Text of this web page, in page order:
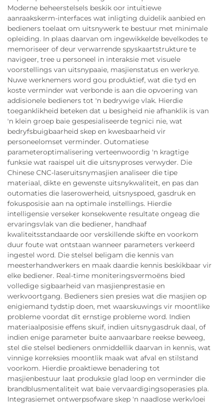
Moderne beheerstelsels beskik oor intuïtiewe
aanraakskerm-interfaces wat inligting duidelik aanbied en
bedieners toelaat om uitsnywerk te bestuur met minimale
opleiding. In plaas daarvan om ingewikkelde bevelkodes te
memoriseer of deur verwarrende spyskaartstrukture te
navigeer, tree u personeel in interaksie met visuele
voorstellings van uitsnypaaie, masjienstatus en werkrye.
Nuwe werknemers word gou produktief, wat die tyd en
koste verminder wat verbonde is aan die opvoering van
addisionele bedieners tot 'n bedrywige vlak. Hierdie
toeganklikheid beteken dat u besigheid nie afhanklik is van
'n klein groep baie gespesialiseerde tegnici nie, wat
bedryfsbuigbaarheid skep en kwesbaarheid vir
personeelomset verminder. Outomatiese
parameteroptimalisering verteenwoordig 'n kragtige
funksie wat raaispel uit die uitsnyproses verwyder. Die
Chinese CNC-laseruitsnymasjien analiseer die tipe
materiaal, dikte en gewenste uitsnykwaliteit, en pas dan
outomaties die laserowerheid, uitsnyspoed, gasdruk en
fokusposisie aan na optimale instellings. Hierdie
intelligensie verseker konsekwente resultate ongeag die
ervaringsvlak van die bediener, handhaaf
kwaliteitsstandaarde oor verskillende skifte en voorkom
duur foute wat ontstaan wanneer parameters verkeerd
ingestel word. Die stelsel beligam die kennis van
meesterhandwerkers en maak daardie kennis beskikbaar vir
elke bediener. Real-time moniteringsvermoëns bied
volledige sigbaarheid van masjienprestasie en
werkvoortgang. Bedieners sien presies wat die masjien op
enigiemand tydstip doen, met waarskuwings vir moontlike
probleme voordat dit ernstige probleme word. Indien
materiaalposisie effens skuif, indien uitsnygasdruk daal, of
indien enige parameter buite aanvaarbare reekse beweeg,
stel die stelsel bedieners onmiddellik daarvan in kennis, wat
vinnige korreksies moontlik maak wat afval en stilstand
voorkom. Hierdie proaktiewe benadering tot
masjienbestuur laat produksie glad loop en verminder die
brandblusmentaliteit wat baie vervaardigingsoperasies pla.
Integrasiemet ontwerpsofware skep 'n naadlose werkvloei